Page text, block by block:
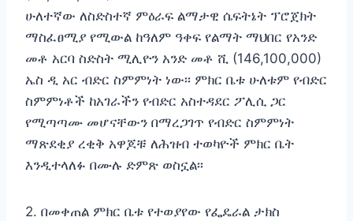
ሁለተኛው ለስድስተኛ ምዕራፍ ልማታዊ ሴፍትኔት ፕሮጀክት
ማስፈፀሚያ የሚውል ከዓለም ዓቀፍ የልማት ማህበር የአንድ
መቶ አርባ ስድስት ሚሊዮን አንድ መቶ ሺ (146,100,000)
ኤስ ዲ አር ብድር ስምምነት ነው፡፡ ምክር ቤቱ ሁለቱም የብድር
ስምምነቶች ከአገራችን የብድር አስተዳደር ፖሊሲ ጋር
የሚጣጣሙ መሆናቸውን በማረጋገጥ የብድር ስምምነት
ማጽደቂያ ረቂቅ አዋጆቹ ለሕዝብ ተወካዮች ምክር ቤት
እንዲተላለፉ በሙሉ ድምጽ ወስኗል፡፡
2. በመቀጠል ምክር ቤቱ የተወያየው የፌዴራል ታክስ